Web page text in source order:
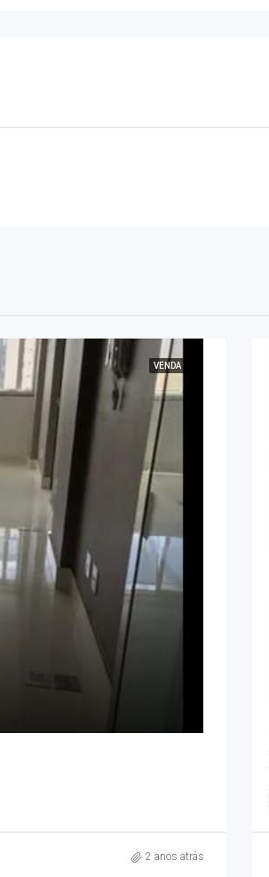
VENDA
2 anos atrás